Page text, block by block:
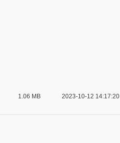
1.06 MB 2023-10-12 14:17:20